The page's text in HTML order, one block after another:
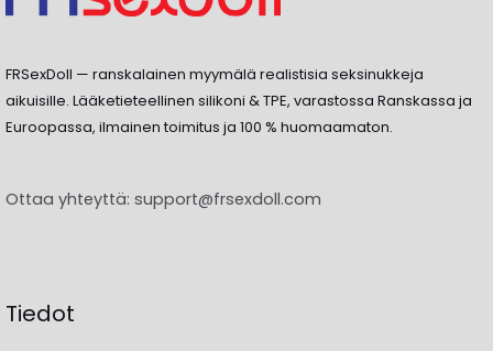
FRSexDoll — ranskalainen myymälä realistisia seksinukkeja
aikuisille. Lääketieteellinen silikoni & TPE, varastossa Ranskassa ja
Euroopassa, ilmainen toimitus ja 100 % huomaamaton.
Ottaa yhteyttä: support@frsexdoll.com
Tiedot